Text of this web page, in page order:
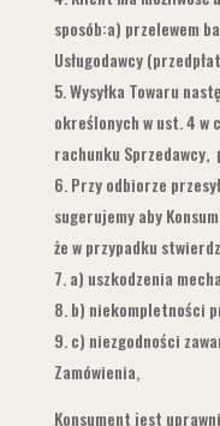
sposób:a) przelewem
Usługodawcy
Wysyłka Towaru
określonych w ust. 4 w
rachunku Sprzedawcy,
Przy odbiorze
sugerujemy aby
że w przypadku
a) uszkodzenia
b) niekompletności
c) niezgodności
Zamówienia,
Konsument jest